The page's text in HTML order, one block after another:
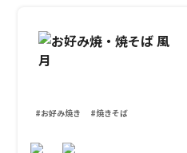
#お好み焼き #焼きそば